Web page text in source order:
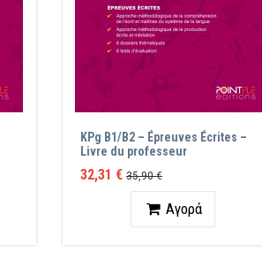
KPg B1/B2 – Épreuves Écrites –
Livre du professeur
32,31 € 35,90 €
ΠοσότηταΑγορά